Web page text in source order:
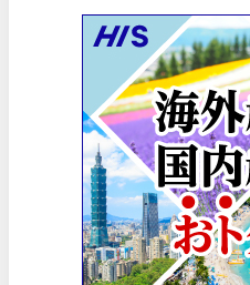
HIS) 海外航空券 2,000
HIS) 海外航空券タイム
楽天トラベル) 海外ツア
Trip.com) 海外航空券(
Trip.com) 航空券＋ホテ
Trip.com) 海外航空券
Trip.com) タイ旅 最大